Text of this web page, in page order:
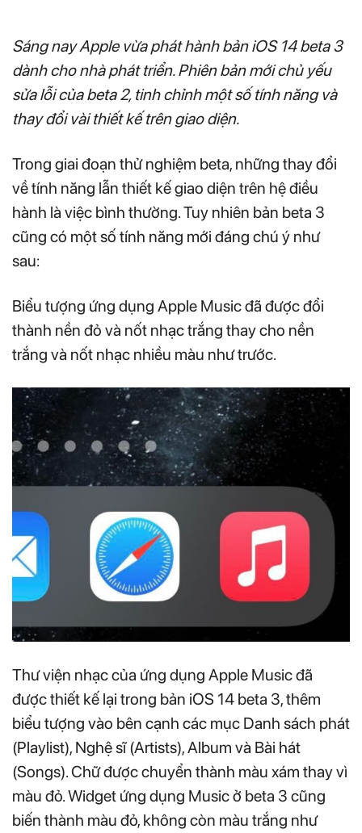
Sáng nay Apple vừa phát hành bản iOS 14 beta 3
dành cho nhà phát triển. Phiên bản mới chủ yếu
sửa lỗi của beta 2, tinh chỉnh một số tính năng và
thay đổi vài thiết kế trên giao diện.
Trong giai đoạn thử nghiệm beta, những thay đổi
về tính năng lẫn thiết kế giao diện trên hệ điều
hành là việc bình thường. Tuy nhiên bản beta 3
cũng có một số tính năng mới đáng chú ý như
sau:
Biểu tượng ứng dụng Apple Music đã được đổi
thành nền đỏ và nốt nhạc trắng thay cho nền
trắng và nốt nhạc nhiều màu như trước.
Thư viện nhạc của ứng dụng Apple Music đã
được thiết kế lại trong bản iOS 14 beta 3, thêm
biểu tượng vào bên cạnh các mục Danh sách phát
(Playlist), Nghệ sĩ (Artists), Album và Bài hát
(Songs). Chữ được chuyển thành màu xám thay vì
màu đỏ. Widget ứng dụng Music ở beta 3 cũng
biến thành màu đỏ, không còn màu trắng như